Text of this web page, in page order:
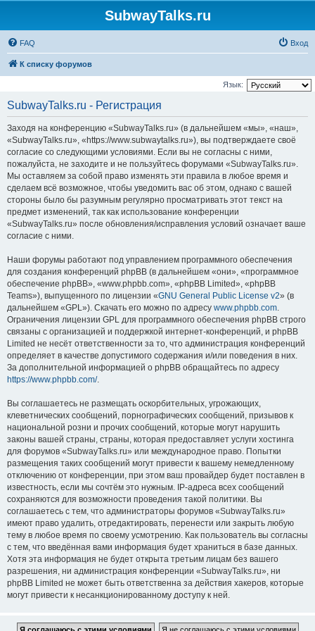
SubwayTalks.ru
FAQ Вход
К списку форумов
Язык:
SubwayTalks.ru - Регистрация
Заходя на конференцию «SubwayTalks.ru» (в дальнейшем «мы», «наш»,
«SubwayTalks.ru», «https://www.subwaytalks.ru»), вы подтверждаете своё
согласие со следующими условиями. Если вы не согласны с ними,
пожалуйста, не заходите и не пользуйтесь форумами «SubwayTalks.ru».
Мы оставляем за собой право изменять эти правила в любое время и
сделаем всё возможное, чтобы уведомить вас об этом, однако с вашей
стороны было бы разумным регулярно просматривать этот текст на
предмет изменений, так как использование конференции
«SubwayTalks.ru» после обновления/исправления условий означает ваше
согласие с ними.
Наши форумы работают под управлением программного обеспечения
для создания конференций phpBB (в дальнейшем «они», «программное
обеспечение phpBB», «www.phpbb.com», «phpBB Limited», «phpBB
Teams»), выпущенного по лицензии «GNU General Public License v2» (в
дальнейшем «GPL»). Скачать его можно по адресу www.phpbb.com.
Ограничения лицензии GPL для программного обеспечения phpBB строго
связаны с организацией и поддержкой интернет-конференций, и phpBB
Limited не несёт ответственности за то, что администрация конференций
определяет в качестве допустимого содержания и/или поведения в них.
За дополнительной информацией о phpBB обращайтесь по адресу
https://www.phpbb.com/.
Вы соглашаетесь не размещать оскорбительных, угрожающих,
клеветнических сообщений, порнографических сообщений, призывов к
национальной розни и прочих сообщений, которые могут нарушить
законы вашей страны, страны, которая предоставляет услуги хостинга
для форумов «SubwayTalks.ru» или международное право. Попытки
размещения таких сообщений могут привести к вашему немедленному
отключению от конференции, при этом ваш провайдер будет поставлен в
известность, если мы сочтём это нужным. IP-адреса всех сообщений
сохраняются для возможности проведения такой политики. Вы
соглашаетесь с тем, что администраторы форумов «SubwayTalks.ru»
имеют право удалить, отредактировать, перенести или закрыть любую
тему в любое время по своему усмотрению. Как пользователь вы согласны
с тем, что введённая вами информация будет храниться в базе данных.
Хотя эта информация не будет открыта третьим лицам без вашего
разрешения, ни администрация конференции «SubwayTalks.ru», ни
phpBB Limited не может быть ответственна за действия хакеров, которые
могут привести к несанкционированному доступу к ней.